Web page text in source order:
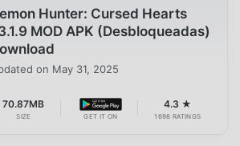
Hunter: Cursed Hearts
MOD APK (Desbloqueadas)
on May 31, 2025
70.87MB
SIZE GET IT ON
4.3 ★
1698 RATINGS